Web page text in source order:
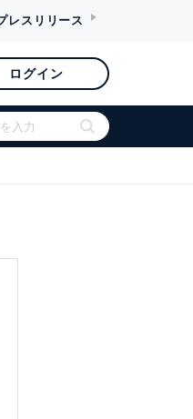
レスリリース
ログイン